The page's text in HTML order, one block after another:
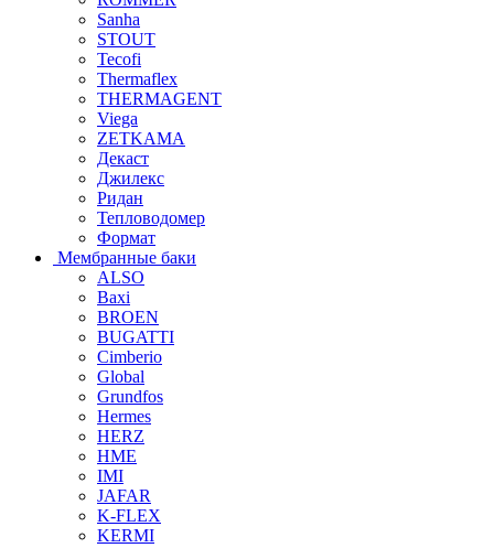
Sanha
STOUT
Tecofi
Thermaflex
THERMAGENT
Viega
ZETKAMA
Декаст
Джилекс
Ридан
Тепловодомер
Формат
Мембранные баки
ALSO
Baxi
BROEN
BUGATTI
Cimberio
Global
Grundfos
Hermes
HERZ
HME
IMI
JAFAR
K-FLEX
KERMI